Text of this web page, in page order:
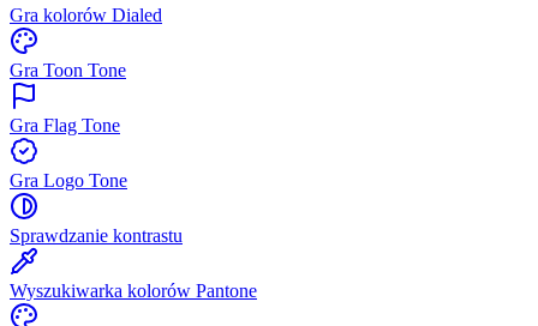
Gra kolorów Dialed
Gra Toon Tone
Gra Flag Tone
Gra Logo Tone
Sprawdzanie kontrastu
Wyszukiwarka kolorów Pantone